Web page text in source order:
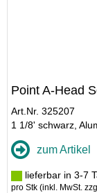
Point A-Head
Art.Nr. 325207
1 1/8' schwarz,
zum Artikel
lieferbar in 3-7
pro Stk (inkl. MwSt.